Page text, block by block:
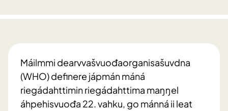
Máilmmi dearvvašvuođaorganisašuvdna
(WHO) definere jápmán máná
riegádahttimin riegádahttima maŋŋel
áhpehisvuođa 22. vahku, go mánná ii leat